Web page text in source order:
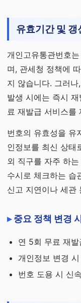
유효기간 및 갱
개인고유통관번호
며, 관세청 정책에
지 않습니다. 그러
발생 시에는 즉시
료 재발급 서비스를
번호의 유효성을 유
인정보를 최신 상태
외 직구를 자주 하
수시로 체크하는 습
신고 지연이나 세관
중요 정책 변경
연 5회 무료 재발
개인정보 변경
번호 도용 시 신